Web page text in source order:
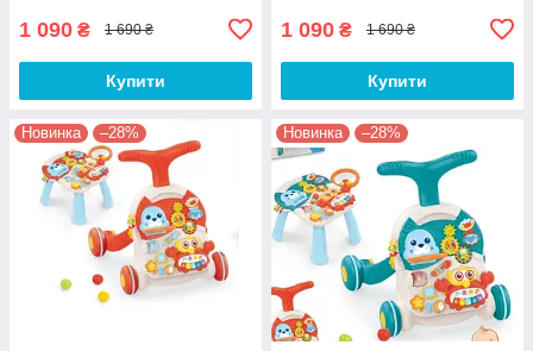
1 090 ₴ 1 690 ₴
Купити
1 090 ₴ 1 690 ₴
Купити
Новинка –28% Новинка –28%